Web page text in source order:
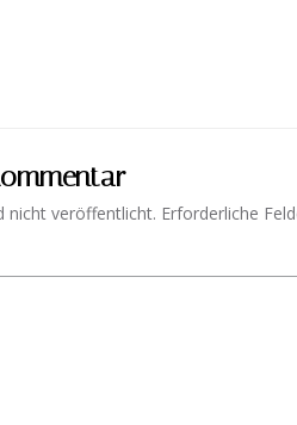
nicht veröffentlicht. Erforderliche